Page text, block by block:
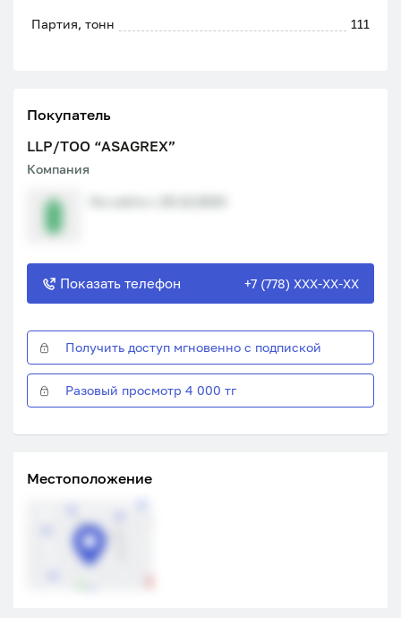
Партия, тонн 111
Покупатель
LLP/ТОО “ASAGREX”
Компания
Показать телефон +7 (778) XXX-XX-XX
Получить доступ мгновенно с подпиской
Разовый просмотр 4 000 тг
Местоположение